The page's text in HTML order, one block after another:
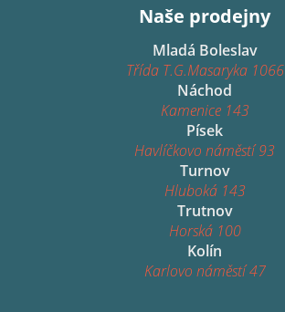
Naše prodejny
Mladá Boleslav
Třída T.G.Masaryka 1066
Náchod
Kamenice 143
Písek
Havlíčkovo náměstí 93
Turnov
Hluboká 143
Trutnov
Horská 100
Kolín
Karlovo náměstí 47